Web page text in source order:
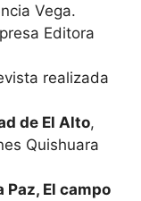
Vega.
Editora
realizada
de El Alto,
Quishuara
Paz, El campo